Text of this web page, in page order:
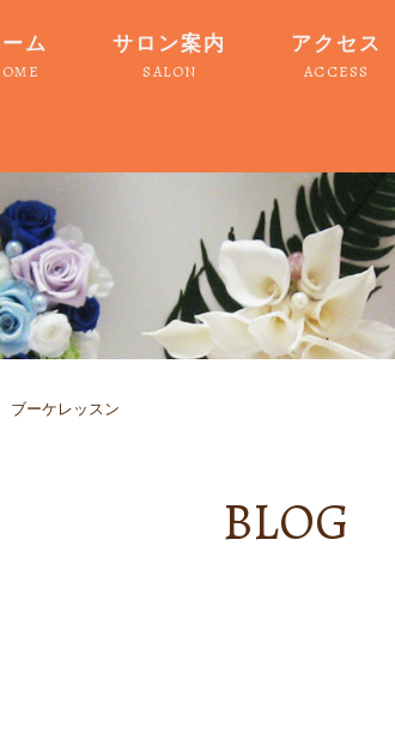
ム サロン案内
SALON
アクセス
ACCESS
ブーケレッスン
BLOG